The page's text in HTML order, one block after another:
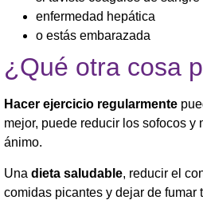
enfermedad hepática
o estás embarazada
¿Qué otra cosa
Hacer ejercicio regularmente
mejor, puede reducir los sofocos y
ánimo.
Una dieta saludable, reducir el
comidas picantes y dejar de fumar